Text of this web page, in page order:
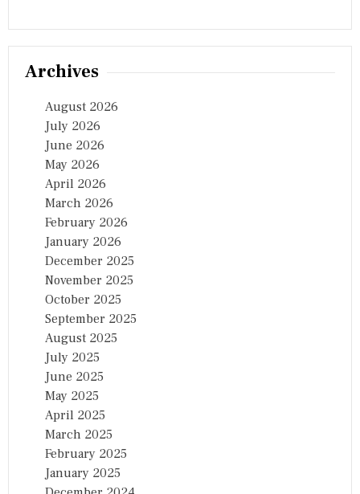
Archives
August 2026
July 2026
June 2026
May 2026
April 2026
March 2026
February 2026
January 2026
December 2025
November 2025
October 2025
September 2025
August 2025
July 2025
June 2025
May 2025
April 2025
March 2025
February 2025
January 2025